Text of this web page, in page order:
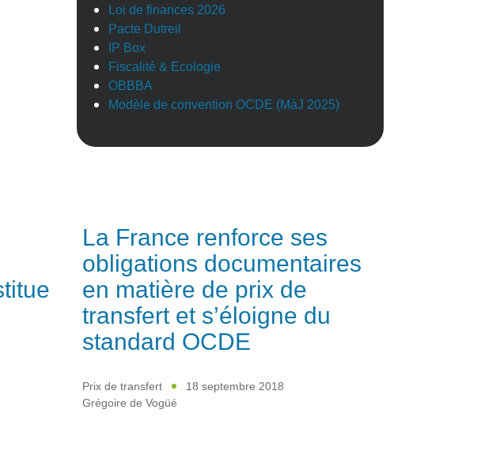
Loi de finances 2026
Pacte Dutreil
IP Box
Fiscalité & Ecologie
OBBBA
Modèle de convention OCDE (MàJ 2025)
La France renforce ses
obligations documentaires
en matière de prix de
transfert et s’éloigne du
standard OCDE
Prix de transfert
18 septembre 2018
Grégoire de Vogüé